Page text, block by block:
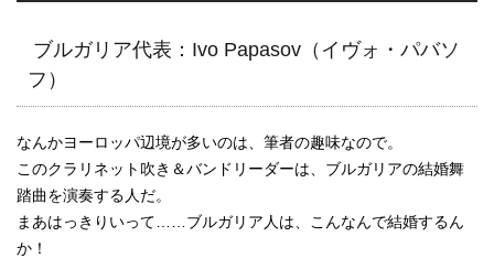
ブルガリア代表：Ivo Papasov（イヴォ・パバソ
フ）
なんかヨーロッパ辺境が多いのは、筆者の趣味なので。
このクラリネット吹き＆バンドリーダーは、ブルガリアの結婚舞
踏曲を演奏する人だ。
まあはっきりいって……ブルガリア人は、こんなんで結婚するん
か！